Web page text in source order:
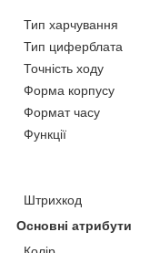
Тип харчування
Тип циферблата
Точність ходу
Форма корпусу
Формат часу
Функції
Штрихкод
Основні атрибути